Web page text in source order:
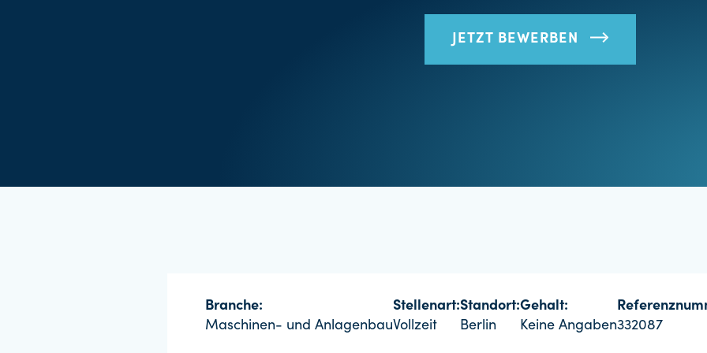
JETZT BEWERBEN
Branche:
Maschinen- und Anlagenbau
Stellenart:
Vollzeit
Standort:
Berlin
Gehalt:
Keine Angaben332087